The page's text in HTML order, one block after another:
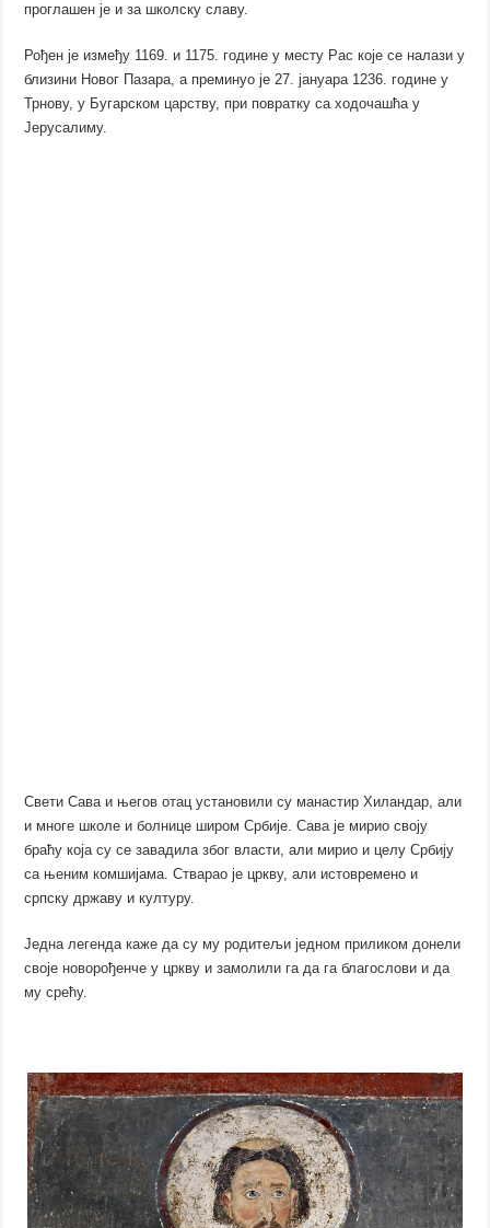
проглашен је и за школску славу.
Рођен је између 1169. и 1175. године у месту Рас које се налази у
близини Новог Пазара, а преминуо је 27. јануара 1236. године у
Трнову, у Бугарском царству, при повратку са ходочашћа у
Јерусалиму.
Свети Сава и његов отац установили су манастир Хиландар, али
и многе школе и болнице широм Србије. Сава је мирио своју
браћу која су се завадила због власти, али мирио и целу Србију
са њеним комшијама. Стварао је цркву, али истовремено и
српску државу и културу.
Једна легенда каже да су му родитељи једном приликом донели
своје новорођенче у цркву и замолили га да га благослови и да
му срећу.